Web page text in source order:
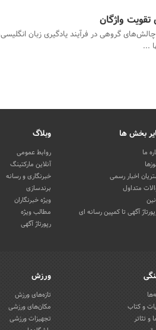
تقویت واژگان
گروهی در فرآیند یادگیری زبان
...
بخش ها
ما
اخبار رسمی
متداول
آگهی تا کمپین رسانه ای
وبلاگ
روابط عمومی
آنلاین مارکتینگ
خبرنگاری و رسانه
برندسازی
ویژه خبرنگاران
مطالب ویژه
رپورتاژ آگهی
و کتاب
و تئاتر
ورزش
تازه‌های ورزش
مکان‌های ورزشی
تجهیزات ورزشی